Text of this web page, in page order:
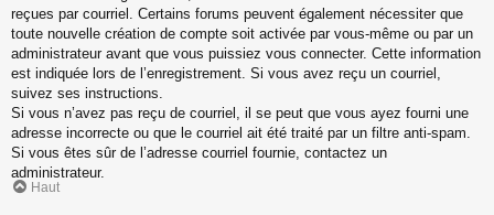
reçues par courriel. Certains forums peuvent également nécessiter que
toute nouvelle création de compte soit activée par vous-même ou par un
administrateur avant que vous puissiez vous connecter. Cette information
est indiquée lors de l’enregistrement. Si vous avez reçu un courriel,
suivez ses instructions.
Si vous n’avez pas reçu de courriel, il se peut que vous ayez fourni une
adresse incorrecte ou que le courriel ait été traité par un filtre anti-spam.
Si vous êtes sûr de l’adresse courriel fournie, contactez un
administrateur.
Haut